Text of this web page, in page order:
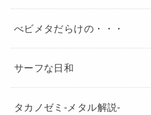
べビメタだらけの・・・
サーフな日和
タカノゼミ-メタル解説-